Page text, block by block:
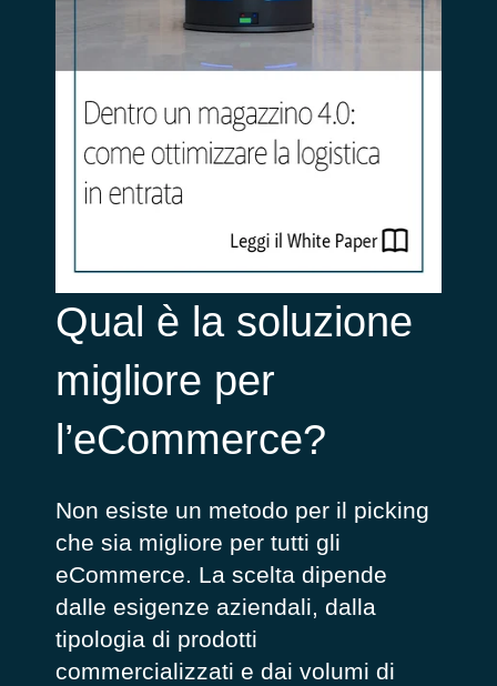
Qual è la soluzione
migliore per
l’eCommerce?
Non esiste un metodo per il picking
che sia migliore per tutti gli
eCommerce. La scelta dipende
dalle esigenze aziendali, dalla
tipologia di prodotti
commercializzati e dai volumi di